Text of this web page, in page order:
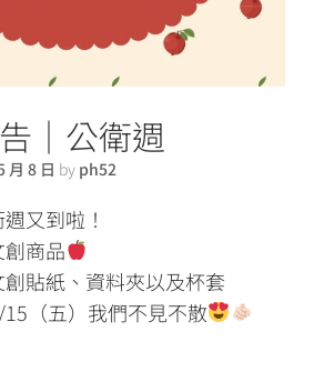
｜公衛週
月 8 日 by ph52
又到啦！
商品
貼紙、資料夾以及杯套
（五）我們不見不散